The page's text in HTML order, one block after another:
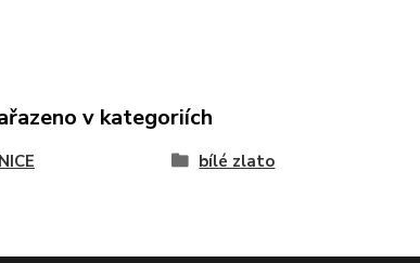
v kategoriích
bílé zlato